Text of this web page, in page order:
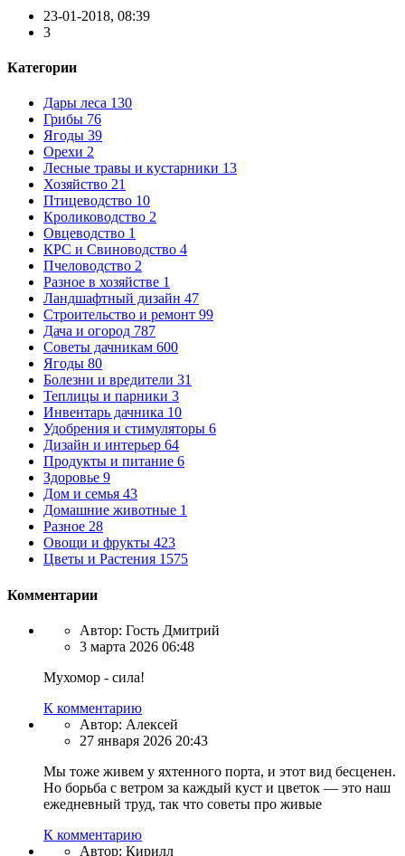
23-01-2018, 08:39
3
Категории
Дары леса 130
Грибы 76
Ягоды 39
Орехи 2
Лесные травы и кустарники 13
Хозяйство 21
Птицеводство 10
Кролиководство 2
Овцеводство 1
КРС и Свиноводство 4
Пчеловодство 2
Разное в хозяйстве 1
Ландшафтный дизайн 47
Строительство и ремонт 99
Дача и огород 787
Советы дачникам 600
Ягоды 80
Болезни и вредители 31
Теплицы и парники 3
Инвентарь дачника 10
Удобрения и стимуляторы 6
Дизайн и интерьер 64
Продукты и питание 6
Здоровье 9
Дом и семья 43
Домашние животные 1
Разное 28
Овощи и фрукты 423
Цветы и Растения 1575
Комментарии
Автор: Гость Дмитрий
3 марта 2026 06:48
Мухомор - сила!
К комментарию
Автор: Алексей
27 января 2026 20:43
Мы тоже живем у яхтенного порта, и этот вид бесценен.
Но борьба с ветром за каждый куст и цветок — это наш
ежедневный труд, так что советы про живые
К комментарию
Автор: Кирилл